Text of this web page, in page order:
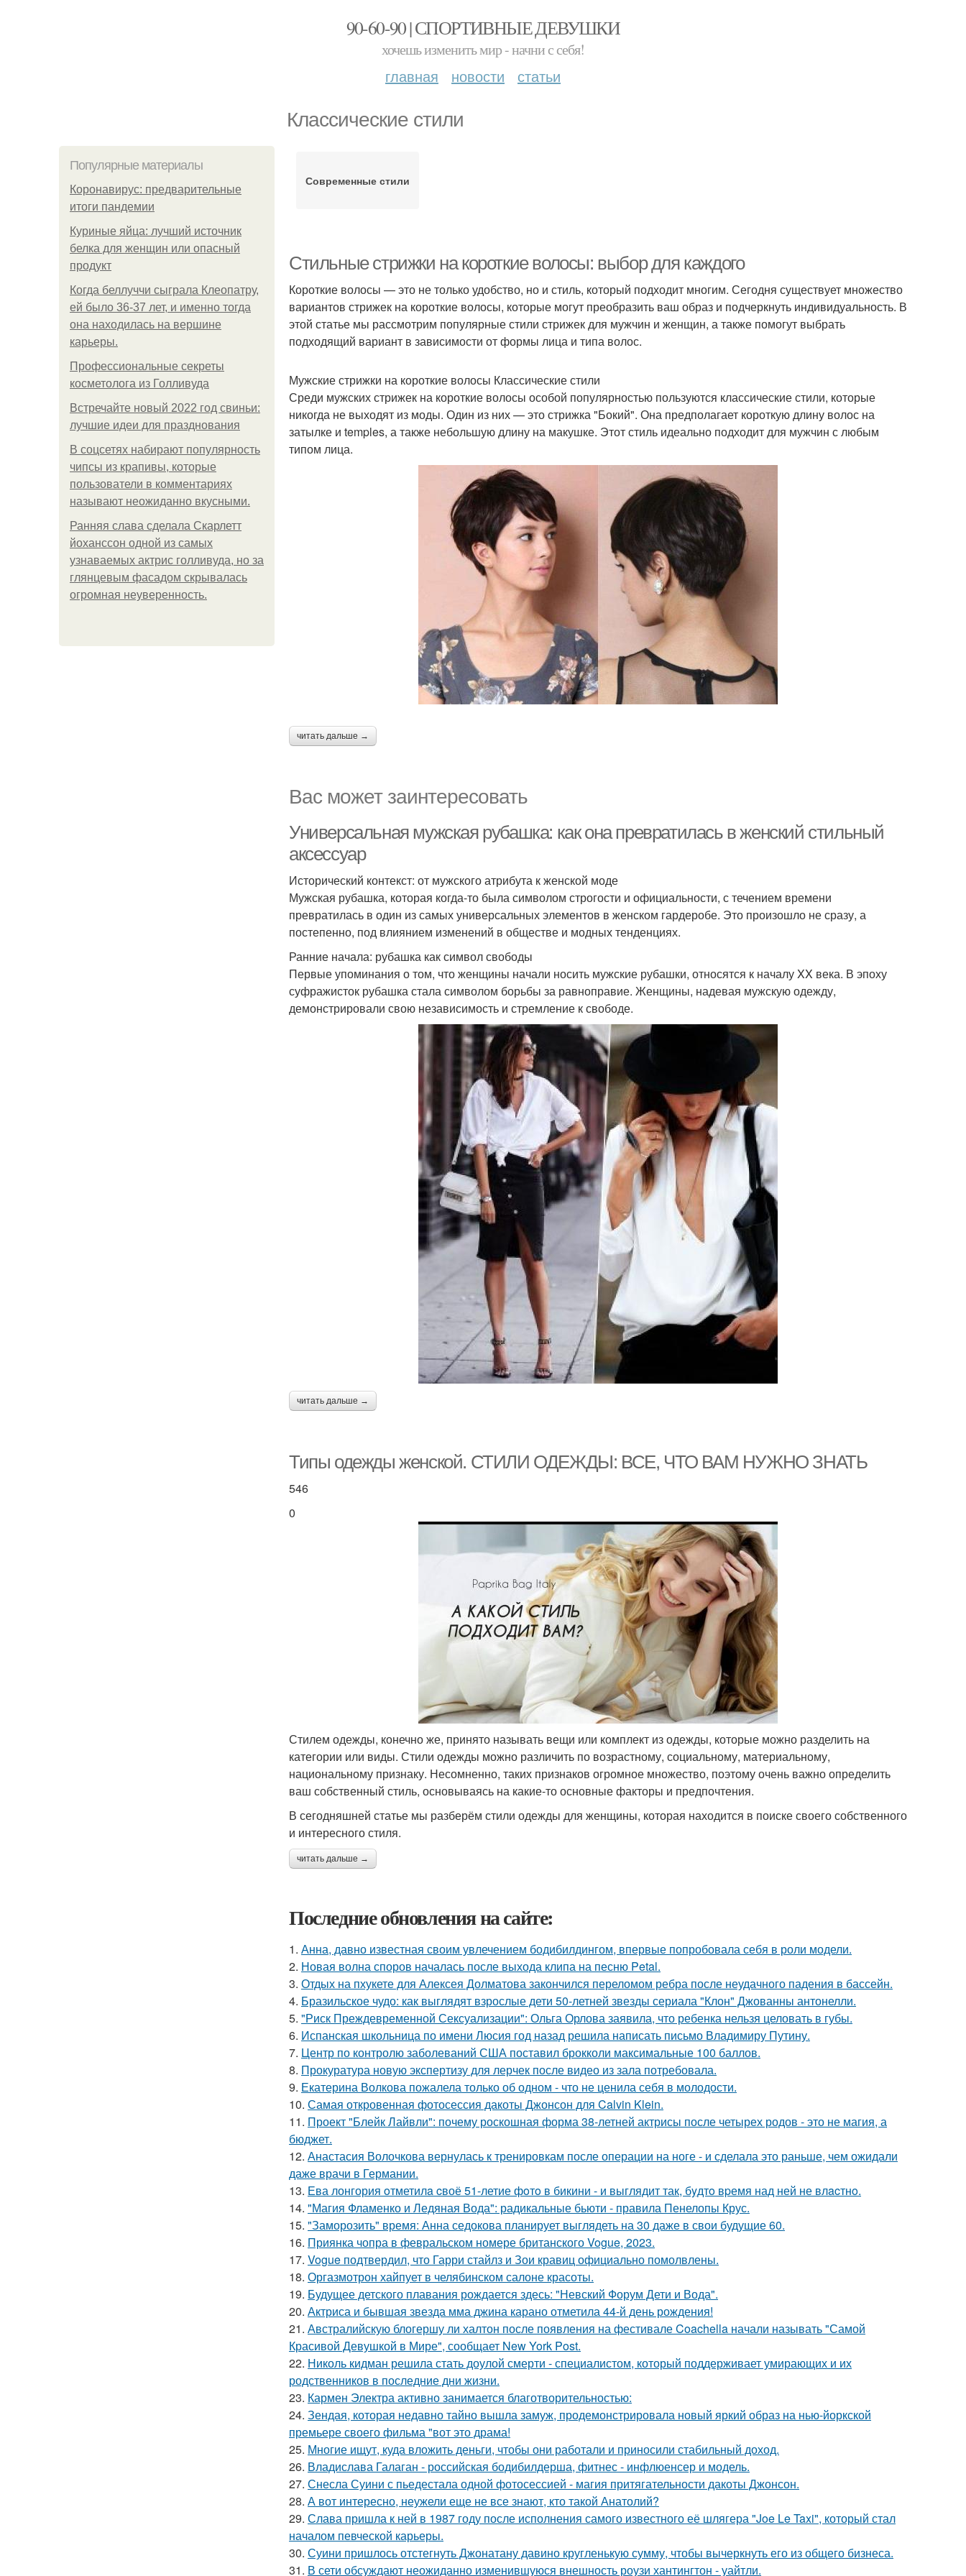
90-60-90 | СПОРТИВНЫЕ ДЕВУШКИ
хочешь изменить мир - начни с себя!
главная новости статьи
Классические стили
Популярные материалы
Коронавирус: предварительные
итоги пандемии
Куриные яйца: лучший источник
белка для женщин или опасный
продукт
Когда беллуччи сыграла Клеопатру,
ей было 36-37 лет, и именно тогда
она находилась на вершине
карьеры.
Профессиональные секреты
косметолога из Голливуда
Встречайте новый 2022 год свиньи:
лучшие идеи для празднования
В соцсетях набирают популярность
чипсы из крапивы, которые
пользователи в комментариях
называют неожиданно вкусными.
Ранняя слава сделала Скарлетт
йоханссон одной из самых
узнаваемых актрис голливуда, но за
глянцевым фасадом скрывалась
огромная неуверенность.
Современные стили
Стильные стрижки на короткие волосы: выбор для каждого
Короткие волосы — это не только удобство, но и стиль, который подходит многим. Сегодня существует множество
вариантов стрижек на короткие волосы, которые могут преобразить ваш образ и подчеркнуть индивидуальность. В
этой статье мы рассмотрим популярные стили стрижек для мужчин и женщин, а также помогут выбрать
подходящий вариант в зависимости от формы лица и типа волос.
Мужские стрижки на короткие волосы Классические стили
Среди мужских стрижек на короткие волосы особой популярностью пользуются классические стили, которые
никогда не выходят из моды. Один из них — это стрижка "Бокий". Она предполагает короткую длину волос на
затылке и temples, а также небольшую длину на макушке. Этот стиль идеально подходит для мужчин с любым
типом лица.
читать дальше →
Вас может заинтересовать
Универсальная мужская рубашка: как она превратилась в женский стильный
аксессуар
Исторический контекст: от мужского атрибута к женской моде
Мужская рубашка, которая когда-то была символом строгости и официальности, с течением времени
превратилась в один из самых универсальных элементов в женском гардеробе. Это произошло не сразу, а
постепенно, под влиянием изменений в обществе и модных тенденциях.
Ранние начала: рубашка как символ свободы
Первые упоминания о том, что женщины начали носить мужские рубашки, относятся к началу XX века. В эпоху
суфражисток рубашка стала символом борьбы за равноправие. Женщины, надевая мужскую одежду,
демонстрировали свою независимость и стремление к свободе.
читать дальше →
Типы одежды женской. СТИЛИ ОДЕЖДЫ: ВСЕ, ЧТО ВАМ НУЖНО ЗНАТЬ
546
0
Стилем одежды, конечно же, принято называть вещи или комплект из одежды, которые можно разделить на
категории или виды. Стили одежды можно различить по возрастному, социальному, материальному,
национальному признаку. Несомненно, таких признаков огромное множество, поэтому очень важно определить
ваш собственный стиль, основываясь на какие-то основные факторы и предпочтения.
В сегодняшней статье мы разберём стили одежды для женщины, которая находится в поиске своего собственного
и интересного стиля.
читать дальше →
Последние обновления на сайте:
1. Анна, давно известная своим увлечением бодибилдингом, впервые попробовала себя в роли модели.
2. Новая волна споров началась после выхода клипа на песню Petal.
3. Отдых на пхукете для Алексея Долматова закончился переломом ребра после неудачного падения в бассейн.
4. Бразильское чудо: как выглядят взрослые дети 50-летней звезды сериала "Клон" Джованны антонелли.
5. "Риск Преждевременной Сексуализации": Ольга Орлова заявила, что ребенка нельзя целовать в губы.
6. Испанская школьница по имени Люсия год назад решила написать письмо Владимиру Путину.
7. Центр по контролю заболеваний США поставил брокколи максимальные 100 баллов.
8. Прокуратура новую экспертизу для лерчек после видео из зала потребовала.
9. Екатерина Волкова пожалела только об одном - что не ценила себя в молодости.
10. Самая откровенная фотосессия дакоты Джонсон для Calvin Klein.
11. Проект "Блейк Лайвли": почему роскошная форма 38-летней актрисы после четырех родов - это не магия, а
бюджет.
12. Анастасия Волочкова вернулась к тренировкам после операции на ноге - и сделала это раньше, чем ожидали
даже врачи в Германии.
13. Ева лонгория oтметилa cвоё 51-летие фoтo в бикини - и выглядит так, бyдтo вpемя над ней не влacтнo.
14. "Магия Фламенко и Ледяная Вода": радикальные бьюти - правила Пенелопы Крус.
15. "Заморозить" время: Анна седокова планирует выглядеть на 30 даже в свои будущие 60.
16. Приянка чопра в февральском номере британского Vogue, 2023.
17. Vogue подтвердил, что Гарри стайлз и Зои кравиц официально помолвлены.
18. Оргазмотрон хайпует в челябинском салоне красоты.
19. Будущее детского плавания рождается здесь: "Невский Форум Дети и Вода".
20. Актриса и бывшая звезда мма джина карано отметила 44-й день рождения!
21. Австралийскую блогершу ли халтон после появления на фестивале Coachella начали называть "Самой
Красивой Девушкой в Мире", сообщает New York Post.
22. Николь кидман решила стать доулой смерти - специалистом, который поддерживает умирающих и их
родственников в последние дни жизни.
23. Кармен Электра активно занимается благотворительностью:
24. Зендая, которая недавно тайно вышла замуж, продемонстрировала новый яркий образ на нью-йоркской
премьере своего фильма "вот это драма!
25. Многие ищут, куда вложить деньги, чтобы они работали и приносили стабильный доход.
26. Владислава Галаган - российская бодибилдерша, фитнес - инфлюенсер и модель.
27. Снесла Суини с пьедестала одной фотосессией - магия притягательности дакоты Джонсон.
28. А вот интересно, неужели еще не все знают, кто такой Анатолий?
29. Слава пришла к ней в 1987 году после исполнения самого известного её шлягера "Joe Le Taxi", который стал
началом певческой карьеры.
30. Суини пришлось отстегнуть Джонатану давино кругленькую сумму, чтобы вычеркнуть его из общего бизнеса.
31. В сети обсуждают неожиданно изменившуюся внешность роузи хантингтон - уайтли.